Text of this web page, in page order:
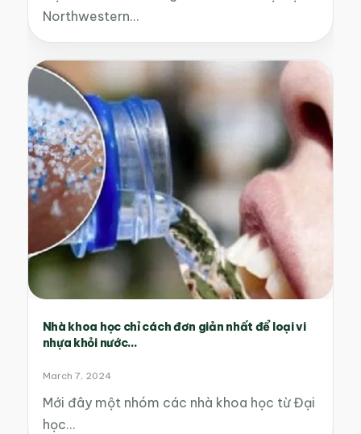
Northwestern…
Nhà khoa học chỉ cách đơn giản nhất để loại vi
nhựa khỏi nước...
March 7, 2024
Mới đây một nhóm các nhà khoa học từ Đại
học…